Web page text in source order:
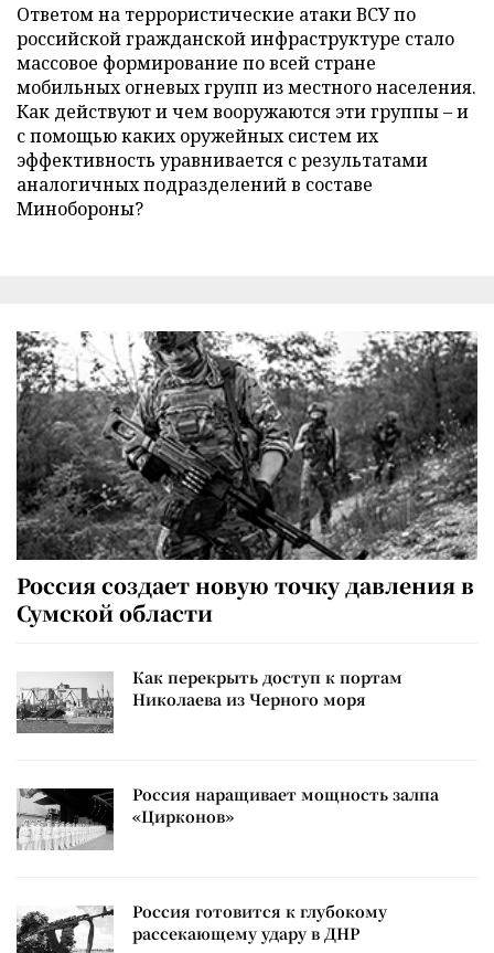
Ответом на террористические атаки ВСУ по
российской гражданской инфраструктуре стало
массовое формирование по всей стране
мобильных огневых групп из местного населения.
Как действуют и чем вооружаются эти группы – и
с помощью каких оружейных систем их
эффективность уравнивается с результатами
аналогичных подразделений в составе
Минобороны?
Россия создает новую точку давления в
Сумской области
Как перекрыть доступ к портам
Николаева из Черного моря
Россия наращивает мощность залпа
«Цирконов»
Россия готовится к глубокому
рассекающему удару в ДНР